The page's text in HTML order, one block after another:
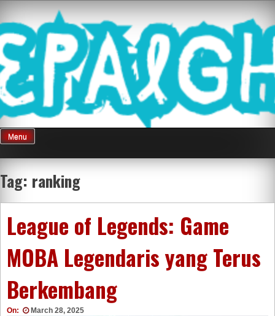
content
Mnepalghopa
Review Game
Terkini Paling
Seluruh Di
Indonesia
Menu
Tag: ranking
League of Legends: Game
MOBA Legendaris yang Terus
Berkembang
On: March 28, 2025